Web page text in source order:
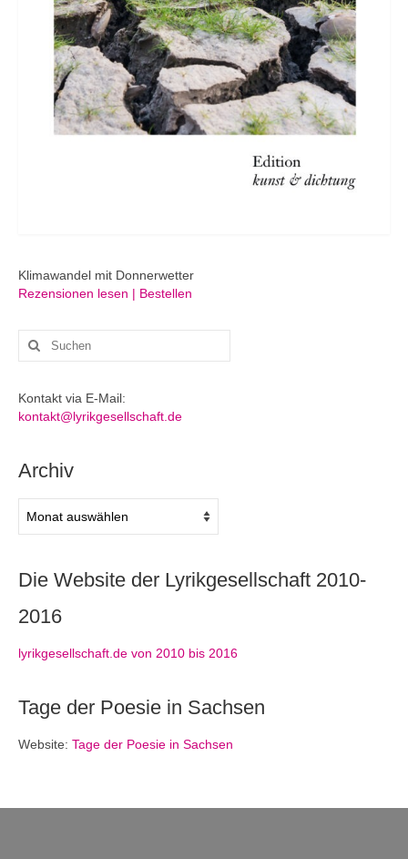
Klimawandel mit Donnerwetter
Rezensionen lesen | Bestellen
Suchen
nach:
Kontakt via E-Mail:
kontakt@lyrikgesellschaft.de
Archiv
Die Website der Lyrikgesellschaft 2010-
2016
lyrikgesellschaft.de von 2010 bis 2016
Tage der Poesie in Sachsen
Website: Tage der Poesie in Sachsen